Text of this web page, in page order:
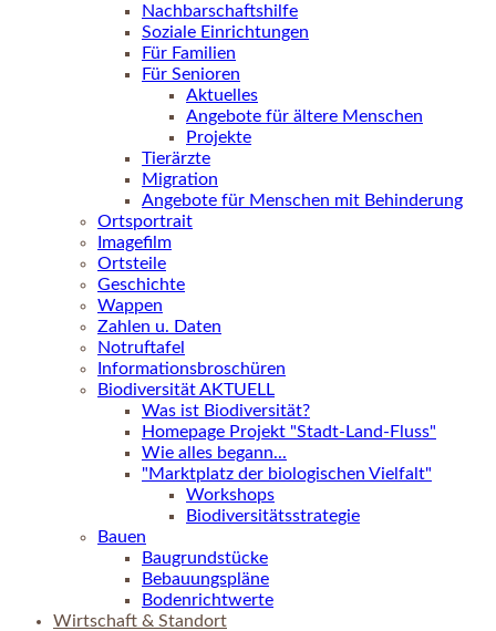
Nachbarschaftshilfe
Soziale Einrichtungen
Für Familien
Für Senioren
Aktuelles
Angebote für ältere Menschen
Projekte
Tierärzte
Migration
Angebote für Menschen mit Behinderung
Ortsportrait
Imagefilm
Ortsteile
Geschichte
Wappen
Zahlen u. Daten
Notruftafel
Informationsbroschüren
Biodiversität AKTUELL
Was ist Biodiversität?
Homepage Projekt "Stadt-Land-Fluss"
Wie alles begann...
"Marktplatz der biologischen Vielfalt"
Workshops
Biodiversitätsstrategie
Bauen
Baugrundstücke
Bebauungspläne
Bodenrichtwerte
Wirtschaft & Standort